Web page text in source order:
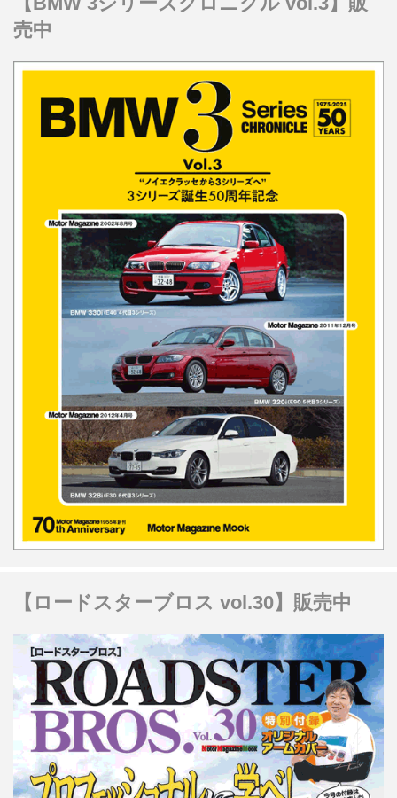
売中
【ロードスターブロス vol.30】販売中